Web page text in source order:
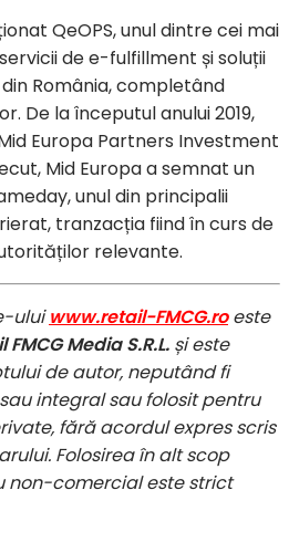
QeOPS, unul dintre cei mai
de e-fulfillment și soluții
România, completând
De la începutul anului 2019,
Europa Partners Investment
Mid Europa a semnat un
unul din principalii
tranzacția fiind în curs de
relevante.
uluiwww.retail-FMCG.roeste
FMCG Media S.R.L. și este
de autor, neputând fi
integral sau folosit pentru
fără acordul expres scris
Folosirea în alt scop
non-comercial este strict